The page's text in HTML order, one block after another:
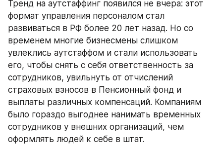
Тренд на аутстаффинг появился не вчера: этот
формат управления персоналом стал
развиваться в РФ более 20 лет назад. Но со
временем многие бизнесмены слишком
увлеклись аутстаффом и стали использовать
его, чтобы снять с себя ответственность за
сотрудников, увильнуть от отчислений
страховых взносов в Пенсионный фонд и
выплаты различных компенсаций. Компаниям
было гораздо выгоднее нанимать временных
сотрудников у внешних организаций, чем
оформлять людей к себе в штат.